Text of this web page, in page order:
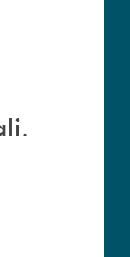
filiali .
.